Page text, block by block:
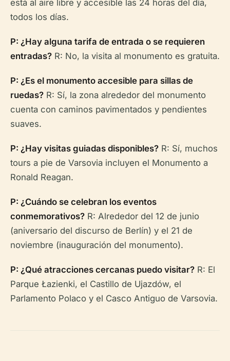
está al aire libre y accesible las 24 horas del día,
todos los días.
P: ¿Hay alguna tarifa de entrada o se requieren
entradas? R: No, la visita al monumento es gratuita.
P: ¿Es el monumento accesible para sillas de
ruedas? R: Sí, la zona alrededor del monumento
cuenta con caminos pavimentados y pendientes
suaves.
P: ¿Hay visitas guiadas disponibles? R: Sí, muchos
tours a pie de Varsovia incluyen el Monumento a
Ronald Reagan.
P: ¿Cuándo se celebran los eventos
conmemorativos? R: Alrededor del 12 de junio
(aniversario del discurso de Berlín) y el 21 de
noviembre (inauguración del monumento).
P: ¿Qué atracciones cercanas puedo visitar? R: El
Parque Łazienki, el Castillo de Ujazdów, el
Parlamento Polaco y el Casco Antiguo de Varsovia.